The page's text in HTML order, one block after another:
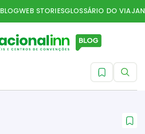
BLOGWEB STORIESGLOSSÁRIO DO